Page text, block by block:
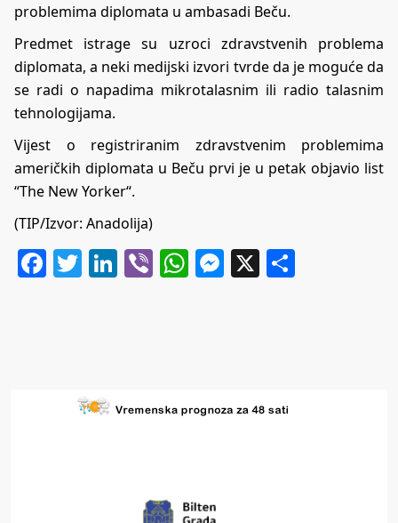
problemima diplomata u ambasadi Beču.
Predmet istrage su uzroci zdravstvenih problema
diplomata, a neki medijski izvori tvrde da je moguće da
se radi o napadima mikrotalasnim ili radio talasnim
tehnologijama.
Vijest o registriranim zdravstvenim problemima
američkih diplomata u Beču prvi je u petak objavio list
“The New Yorker“.
(TIP/Izvor: Anadolija)
Facebook
Twitter
LinkedIn
ViberWhatsApp
Messenger
X